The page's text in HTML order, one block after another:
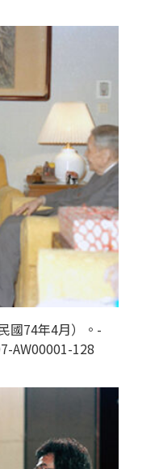
國74年4月）。-
AW00001-128